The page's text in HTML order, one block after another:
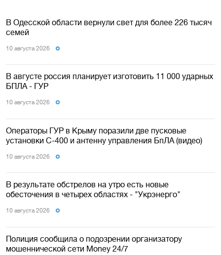
В Одесской области вернули свет для более 226 тысяч
семей
10 августа 2026
В августе россия планирует изготовить 11 000 ударных
БПЛА - ГУР
10 августа 2026
Операторы ГУР в Крыму поразили две пусковые
установки С-400 и антенну управления БпЛА (видео)
10 августа 2026
В результате обстрелов на утро есть новые
обесточения в четырех областях - "Укрэнерго"
10 августа 2026
Полиция сообщила о подозрении организатору
мошеннической сети Money 24/7